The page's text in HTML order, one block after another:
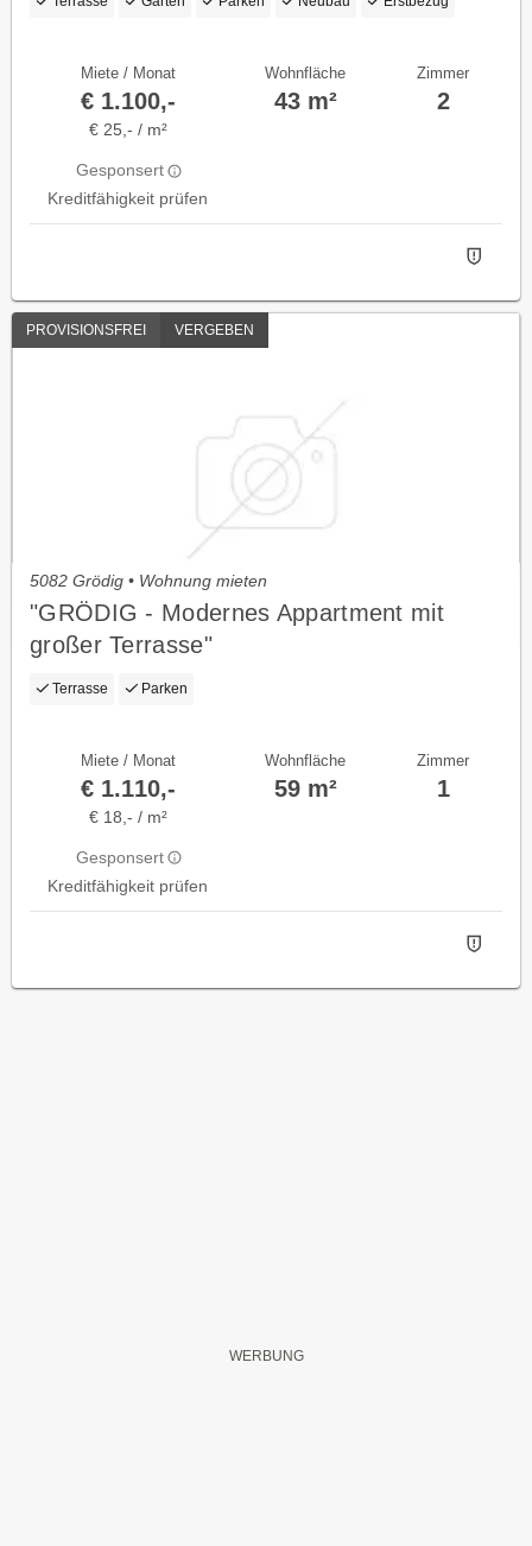
Miete / Monat
€ 1.100,-
€ 25,- / m²
Gesponsert
Kreditfähigkeit prüfen
Wohnfläche
43 m²
Zimmer
2
PROVISIONSFREI VERGEBEN
5082 Grödig • Wohnung mieten
"GRÖDIG - Modernes Appartment mit
großer Terrasse"
Terrasse Parken
Miete / Monat
€ 1.110,-
€ 18,- / m²
Gesponsert
Kreditfähigkeit prüfen
Wohnfläche
59 m²
Zimmer
1